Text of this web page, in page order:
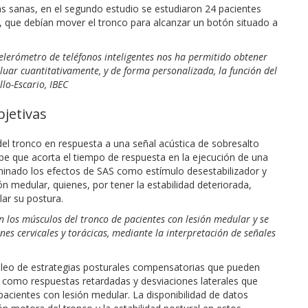
en el segundo estudio se estudiaron 24 pacientes
debían mover el tronco para alcanzar un botón situado a
de teléfonos inteligentes nos ha permitido obtener
cuantitativamente, y de forma personalizada, la función del
Escario, IBEC
tronco en respuesta a una señal acústica de sobresalto
que acorta el tiempo de respuesta en la ejecución de una
los efectos de SAS como estímulo desestabilizador y
medular, quienes, por tener la estabilidad deteriorada,
su postura.
los músculos del tronco de pacientes con lesión medular y se
cervicales y torácicas, mediante la interpretación de señales
de estrategias posturales compensatorias que pueden
respuestas retardadas y desviaciones laterales que
con lesión medular. La disponibilidad de datos